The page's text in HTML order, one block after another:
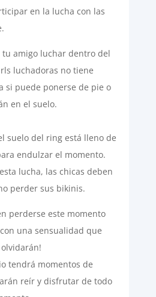
en la lucha con las
tu amigo luchar dentro del
luchadoras no tiene
si puede ponerse de pie o
en el suelo.
suelo del ring está lleno de
endulzar el momento.
lucha, las chicas deben
perder sus bikinis.
perderse este momento
una sensualidad que
tendrá momentos de
reír y disfrutar de todo